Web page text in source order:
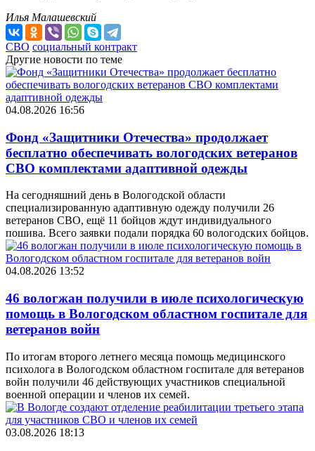
Илья Малашевский
СВО социальный контракт
Другие новости по теме
04.08.2026 16:56
Фонд «Защитники Отечества» продолжает
бесплатно обеспечивать вологодских ветеранов
СВО комплектами адаптивной одежды
На сегодняшний день в Вологодской области
специализированную адаптивную одежду получили 26
ветеранов СВО, ещё 11 бойцов ждут индивидуального
пошива. Всего заявки подали порядка 60 вологодских бойцов.
04.08.2026 13:52
46 вологжан получили в июле психологическую
помощь в Вологодском областном госпитале для
ветеранов войн
По итогам второго летнего месяца помощь медицинского
психолога в Вологодском областном госпитале для ветеранов
войн получили 46 действующих участников специальной
военной операции и членов их семей.
03.08.2026 18:13